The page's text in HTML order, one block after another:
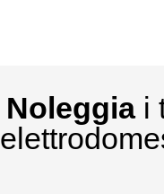
Noleggia i